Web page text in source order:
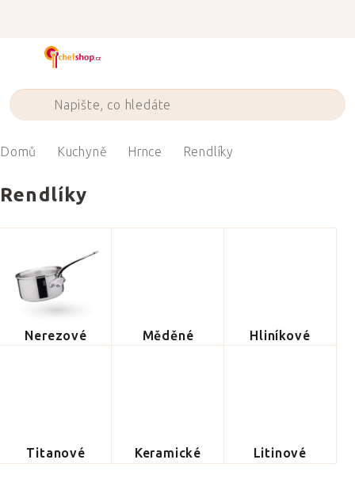
Domů Kuchyně Hrnce Rendlíky
Rendlíky
Nerezové Měděné Hliníkové
Titanové Keramické Litinové